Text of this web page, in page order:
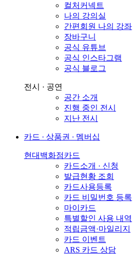
컬처커넥트
나의 강의실
간편회원 나의 강좌
장바구니
공식 유튜브
공식 인스타그램
공식 블로그
전시 · 공연
공간 소개
진행 중인 전시
지난 전시
카드 ∙ 상품권 ∙ 멤버십
현대백화점카드
카드소개 · 신청
발급현황 조회
카드사용등록
카드 비밀번호 등록
마이카드
특별할인 사용 내역
적립금액·마일리지
카드 이벤트
ARS 카드 상담